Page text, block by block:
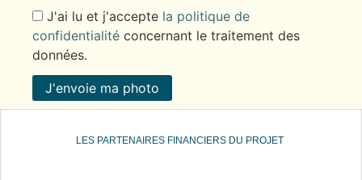
J'ai lu et j'accepte la politique de
confidentialité concernant le traitement des
données.
J'envoie ma photo
LES PARTENAIRES FINANCIERS DU PROJET